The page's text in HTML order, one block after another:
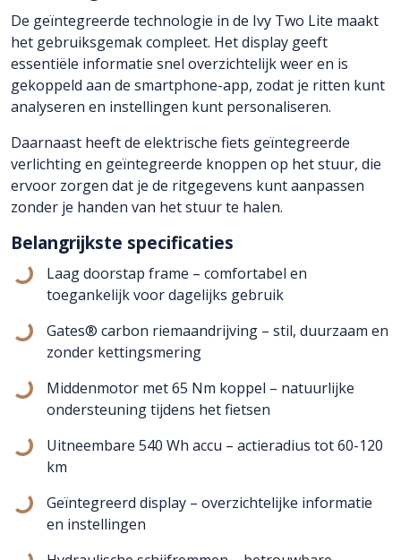
De geïntegreerde technologie in de Ivy Two Lite maakt
het gebruiksgemak compleet. Het display geeft
essentiële informatie snel overzichtelijk weer en is
gekoppeld aan de smartphone-app, zodat je ritten kunt
analyseren en instellingen kunt personaliseren.
Daarnaast heeft de elektrische fiets geïntegreerde
verlichting en geïntegreerde knoppen op het stuur, die
ervoor zorgen dat je de ritgegevens kunt aanpassen
zonder je handen van het stuur te halen.
Belangrijkste specificaties
Laag doorstap frame – comfortabel en
toegankelijk voor dagelijks gebruik
Gates® carbon riemaandrijving – stil, duurzaam en
zonder kettingsmering
Middenmotor met 65 Nm koppel – natuurlijke
ondersteuning tijdens het fietsen
Uitneembare 540 Wh accu – actieradius tot 60-120
km
Geïntegreerd display – overzichtelijke informatie
en instellingen